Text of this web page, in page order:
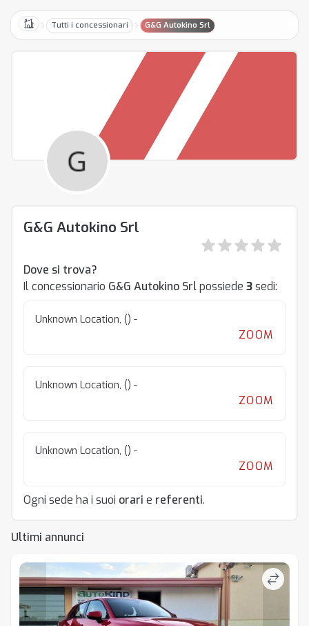
HomeTutti i concessionari G&G Autokino Srl
G&G Autokino Srl
Dove si trova?
Il concessionario G&G Autokino Srlpossiede 3sedi:
Unknown Location, () -
ZOOM
Unknown Location, () -
ZOOM
Unknown Location, () -
ZOOM
Ogni sede ha i suoi orari e referenti.
Ultimi annunci